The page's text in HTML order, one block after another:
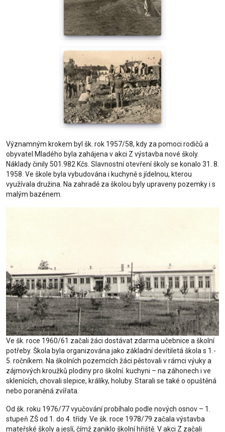
Významným krokem byl šk. rok 1957/58, kdy za pomoci rodičů a
obyvatel Mladého byla zahájena v akci Z výstavba nové školy.
Náklady činily 501.982 Kčs. Slavnostní otevření školy se konalo 31. 8.
1958. Ve škole byla vybudována i kuchyně s jídelnou, kterou
využívala družina. Na zahradě za školou byly upraveny pozemky i s
malým bazénem.
Ve šk. roce 1960/61 začali žáci dostávat zdarma učebnice a školní
potřeby. Škola byla organizována jako základní devítiletá škola s 1.-
5. ročníkem. Na školních pozemcích žáci pěstovali v rámci výuky a
zájmových kroužků plodiny pro školní. kuchyni – na záhonech i ve
sklenících, chovali slepice, králíky, holuby. Starali se také o opuštěná
nebo poraněná zvířata.
Od šk. roku 1976/77 vyučování probíhalo podle nových osnov – 1.
stupeň ZŠ od 1. do 4. třídy. Ve šk. roce 1978/79 začala výstavba
mateřské školy a jeslí, čímž zaniklo školní hřiště. V akci Z začali